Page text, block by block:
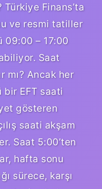
Türkiye Finans’ta
ve resmi tatiller
09:00 – 17:00
Saat
mı? Ancak her
bir EFT saati
gösteren
saati akşam
Saat 5:00’ten
hafta sonu
sürece, karşı